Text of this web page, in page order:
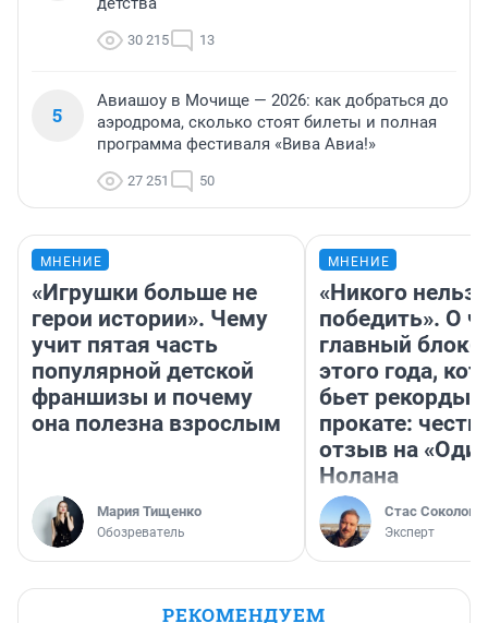
30 215 13
5
Авиашоу в Мочище — 2026: как добраться до
аэродрома, сколько стоят билеты и полная
программа фестиваля «Вива Авиа!»
27 251 50
МНЕНИЕ
«Игрушки больше не
герои истории». Чему
учит пятая часть
популярной детской
франшизы и почему
она полезна взрослым
Мария Тищенко
Обозреватель
МНЕНИЕ
«Никого нельзя
победить». О
главный
этого года,
бьет рекорды в
прокате:
отзыв на
Нолана
Стас Соколов
Эксперт
РЕКОМЕНДУЕМ